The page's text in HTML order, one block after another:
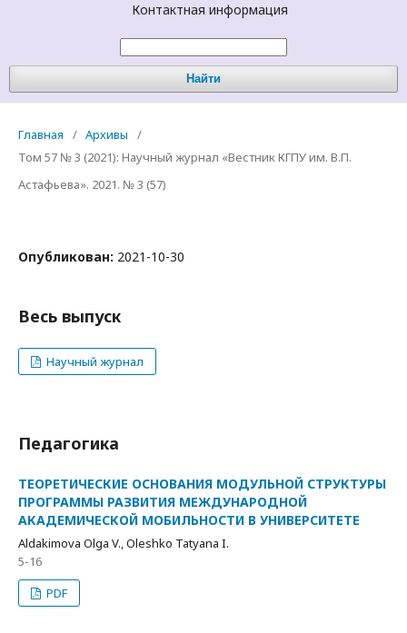
Контактная информация
Найти
Главная / Архивы
/
Том 57 № 3 (2021): Научный журнал «Вестник КГПУ им. В.П.
Астафьева». 2021. № 3 (57)
Опубликован: 2021-10-30
Весь выпуск
Научный журнал
Педагогика
ТЕОРЕТИЧЕСКИЕ ОСНОВАНИЯ МОДУЛЬНОЙ СТРУКТУРЫ
ПРОГРАММЫ РАЗВИТИЯ МЕЖДУНАРОДНОЙ
АКАДЕМИЧЕСКОЙ МОБИЛЬНОСТИ В УНИВЕРСИТЕТЕ
Aldakimova Olga V., Oleshko Tatyana I.
5-16
PDF